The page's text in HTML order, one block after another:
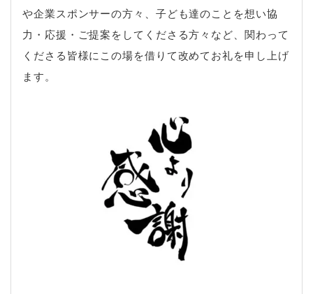
や企業スポンサーの方々、子ども達のことを想い協
力・応援・ご提案をしてくださる方々など、関わって
くださる皆様にこの場を借りて改めてお礼を申し上げ
ます。